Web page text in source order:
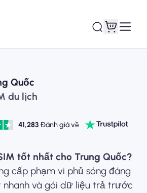
Kế hoạch mua sắm
Quốc
du lịch
41,283 Đánh giá về
tốt nhất cho Trung Quốc?
cấp phạm vi phủ sóng đáng
nhanh và gói dữ liệu trả trước